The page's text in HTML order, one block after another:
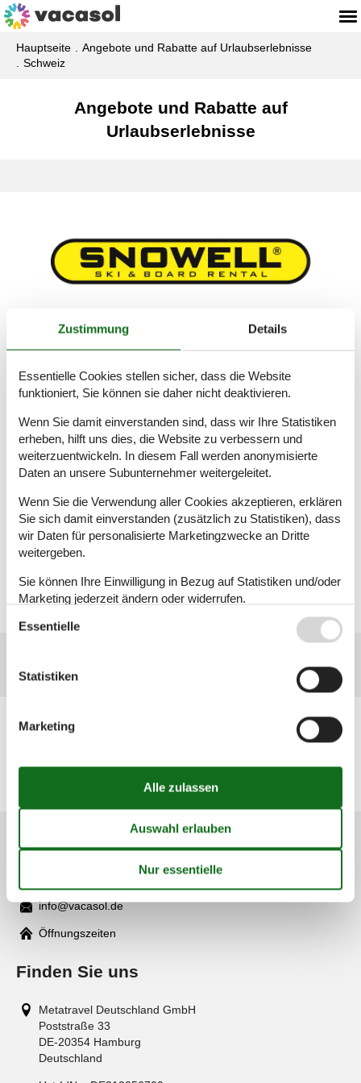
Hauptseite
Angebote und Rabatte auf Urlaubserlebnisse
Schweiz
Angebote und Rabatte auf
Urlaubserlebnisse
Geografien
Bern
Mieten Sie Ihre Skiausrüstung
Profitieren Sie bei SNOWELL zusätzlich😊
Buchungsschritt: felineski2627 (Werbung)
Mit SNOWELL können Sie Ihre Wintersportausrüstung wie
Skier, Snowboards, Schuhe, Helme, etc. für Ihren
Winterurlaub einfach und bequem online mieten. Bei 600
Skiverleihshops direkt in über 400 Wintersportorten in
den Alpensteht die gewünschte Ausrüstung zur
Abholung für Sie bereit. Freuen Sie sich schon jetzt auf
eine perfekte Zeit auf der Piste und im Schnee ❄️😊❄️
Jetzt online buchen & profitieren!
(+49) 040 8740 6723
Mail
info@vacasol.de
Öffnungszeiten
Finden Sie uns
Metatravel Deutschland GmbH
Poststraße 33
DE-20354 Hamburg
Deutschland
Zustimmung Details
Essentielle Cookies stellen sicher, dass die Website
funktioniert, Sie können sie daher nicht deaktivieren.
Wenn Sie damit einverstanden sind, dass wir Ihre Statistiken
erheben, hilft uns dies, die Website zu verbessern und
weiterzuentwickeln. In diesem Fall werden anonymisierte
Daten an unsere Subunternehmer weitergeleitet.
Wenn Sie die Verwendung aller Cookies akzeptieren, erklären
Sie sich damit einverstanden (zusätzlich zu Statistiken), dass
wir Daten für personalisierte Marketingzwecke an Dritte
weitergeben.
Sie können Ihre Einwilligung in Bezug auf Statistiken und/oder
Marketing jederzeit ändern oder widerrufen.
Siehe auch unsere
Essentielle
Statistiken
Marketing